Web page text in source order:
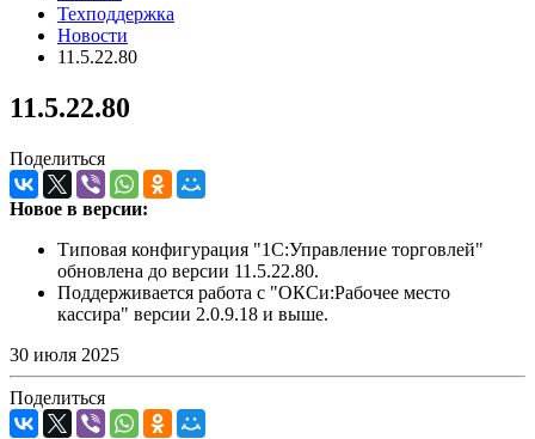
Техподдержка
Новости
11.5.22.80
11.5.22.80
Поделиться
Новое в версии:
Типовая конфигурация "1С:Управление торговлей"
обновлена до версии 11.5.22.80.
Поддерживается работа с "ОКСи:Рабочее место
кассира" версии 2.0.9.18 и выше.
30 июля 2025
Поделиться